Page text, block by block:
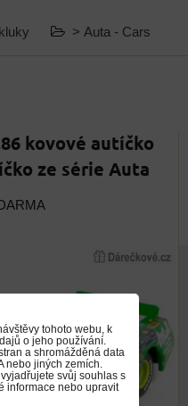
> Auta - Cars
kovové autíčko
ze série Auta
tohoto webu, k
o jeho používání.
a shromážděná data
nebo jiných zemích.
svůj souhlas s
informace nebo upravit